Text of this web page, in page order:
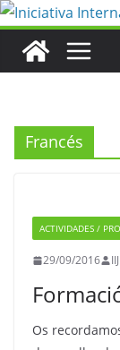
Saltar
contenido
Francés
ACTIVIDADES /
29/09/2016 IIJ
Os